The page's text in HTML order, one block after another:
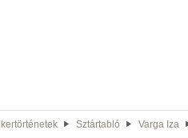
Sztártabló Varga Iza